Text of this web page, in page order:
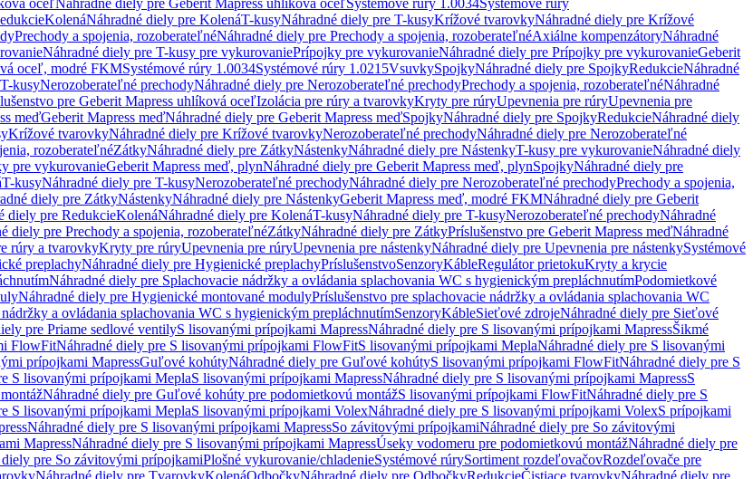
oceľNáhradné diely pre Geberit Mapress uhlíková oceľSystémové rúry 1.0034Systémové rúry
KolenáNáhradné diely pre KolenáT-kusyNáhradné diely pre T-kusyKrížové tvarovkyNáhradné diely pre Krížové
Prechody a spojenia, rozoberateľnéNáhradné diely pre Prechody a spojenia, rozoberateľnéAxiálne kompenzátoryNáhradné
Náhradné diely pre T-kusy pre vykurovaniePrípojky pre vykurovanieNáhradné diely pre Prípojky pre vykurovanieGeberit
oceľ, modré FKMSystémové rúry 1.0034Systémové rúry 1.0215VsuvkySpojkyNáhradné diely pre SpojkyRedukcieNáhradné
kusyNerozoberateľné prechodyNáhradné diely pre Nerozoberateľné prechodyPrechody a spojenia, rozoberateľnéNáhradné
pre Geberit Mapress uhlíková oceľIzolácia pre rúry a tvarovkyKryty pre rúryUpevnenia pre rúryUpevnenia pre
meďGeberit Mapress meďNáhradné diely pre Geberit Mapress meďSpojkyNáhradné diely pre SpojkyRedukcieNáhradné diely
Krížové tvarovkyNáhradné diely pre Krížové tvarovkyNerozoberateľné prechodyNáhradné diely pre Nerozoberateľné
rozoberateľnéZátkyNáhradné diely pre ZátkyNástenkyNáhradné diely pre NástenkyT-kusy pre vykurovanieNáhradné diely
pre vykurovanieGeberit Mapress meď, plynNáhradné diely pre Geberit Mapress meď, plynSpojkyNáhradné diely pre
T-kusyNáhradné diely pre T-kusyNerozoberateľné prechodyNáhradné diely pre Nerozoberateľné prechodyPrechody a spojenia,
diely pre ZátkyNástenkyNáhradné diely pre NástenkyGeberit Mapress meď, modré FKMNáhradné diely pre Geberit
diely pre RedukcieKolenáNáhradné diely pre KolenáT-kusyNáhradné diely pre T-kusyNerozoberateľné prechodyNáhradné
diely pre Prechody a spojenia, rozoberateľnéZátkyNáhradné diely pre ZátkyPríslušenstvo pre Geberit Mapress meďNáhradné
rúry a tvarovkyKryty pre rúryUpevnenia pre rúryUpevnenia pre nástenkyNáhradné diely pre Upevnenia pre nástenkySystémové
preplachyNáhradné diely pre Hygienické preplachyPríslušenstvoSenzoryKábleRegulátor prietokuKryty a krycie
Náhradné diely pre Splachovacie nádržky a ovládania splachovania WC s hygienickým prepláchnutímPodomietkové
Náhradné diely pre Hygienické montované modulyPríslušenstvo pre splachovacie nádržky a ovládania splachovania WC
a ovládania splachovania WC s hygienickým prepláchnutímSenzoryKábleSieťové zdrojeNáhradné diely pre Sieťové
pre Priame sedlové ventilyS lisovanými prípojkami MapressNáhradné diely pre S lisovanými prípojkami MapressŠikmé
FlowFitNáhradné diely pre S lisovanými prípojkami FlowFitS lisovanými prípojkami MeplaNáhradné diely pre S lisovanými
prípojkami MapressGuľové kohútyNáhradné diely pre Guľové kohútyS lisovanými prípojkami FlowFitNáhradné diely pre S
S lisovanými prípojkami MeplaS lisovanými prípojkami MapressNáhradné diely pre S lisovanými prípojkami MapressS
Náhradné diely pre Guľové kohúty pre podomietkovú montážS lisovanými prípojkami FlowFitNáhradné diely pre S
S lisovanými prípojkami MeplaS lisovanými prípojkami VolexNáhradné diely pre S lisovanými prípojkami VolexS prípojkami
Náhradné diely pre S lisovanými prípojkami MapressSo závitovými prípojkamiNáhradné diely pre So závitovými
MapressNáhradné diely pre S lisovanými prípojkami MapressÚseky vodomeru pre podomietkovú montážNáhradné diely pre
pre So závitovými prípojkamiPlošné vykurovanie/chladenieSystémové rúrySortiment rozdeľovačovRozdeľovače pre
Náhradné diely pre TvarovkyKolenáOdbočkyNáhradné diely pre OdbočkyRedukcieČistiace tvarovkyNáhradné diely pre